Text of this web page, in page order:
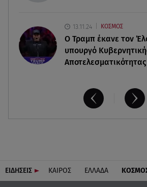
13.11.24 ΚΟΣΜΟΣ
O Τραμπ έκανε τον
υπουργό
Αποτελεσματικότητας
ΕΙΔΗΣΕΙΣ ΚΑΙΡΟΣ ΕΛΛΑΔΑ